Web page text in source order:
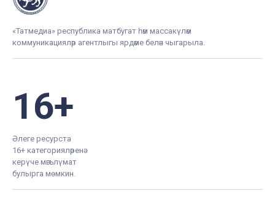
«Татмедиа» республика матбугат һәм массакүләм
коммуникацияләр агентлыгы ярдәме белән чыгарыла.
16+
Әлеге ресурста
16+ категорияләренә
керүче мәгълүмат
булырга мөмкин.